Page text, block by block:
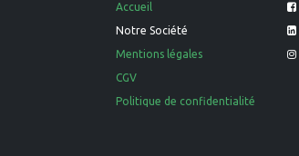
Accueil
Notre Société
Mentions légales
CGV
Politique de confidentialité